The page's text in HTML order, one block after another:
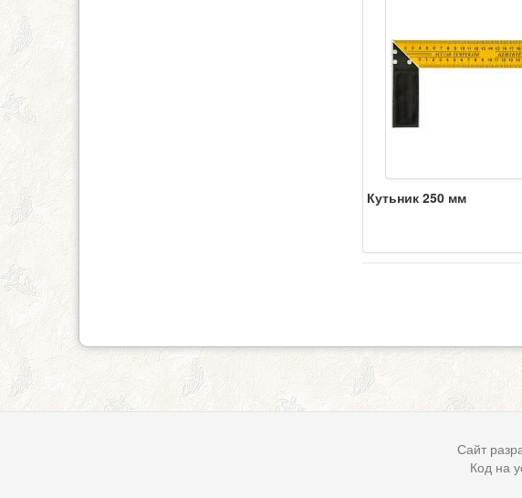
Кутьник 250 мм
Сайт
Код на